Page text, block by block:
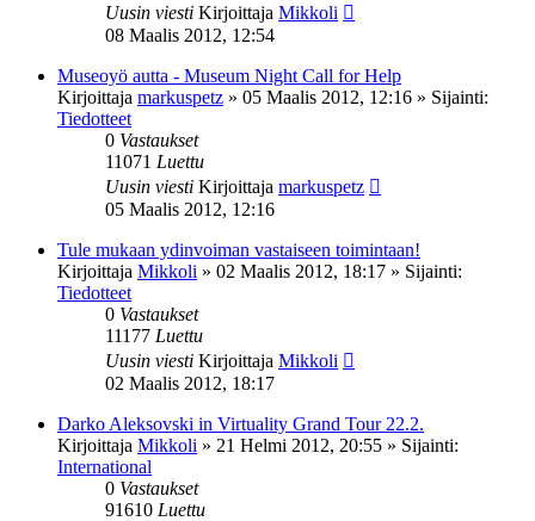
Uusin viesti Kirjoittaja Mikkoli
08 Maalis 2012, 12:54
Museoyö autta - Museum Night Call for Help
Kirjoittaja markuspetz » 05 Maalis 2012, 12:16 » Sijainti:
Tiedotteet
0 Vastaukset
11071 Luettu
Uusin viesti Kirjoittaja markuspetz
05 Maalis 2012, 12:16
Tule mukaan ydinvoiman vastaiseen toimintaan!
Kirjoittaja Mikkoli » 02 Maalis 2012, 18:17 » Sijainti:
Tiedotteet
0 Vastaukset
11177 Luettu
Uusin viesti Kirjoittaja Mikkoli
02 Maalis 2012, 18:17
Darko Aleksovski in Virtuality Grand Tour 22.2.
Kirjoittaja Mikkoli » 21 Helmi 2012, 20:55 » Sijainti:
International
0 Vastaukset
91610 Luettu